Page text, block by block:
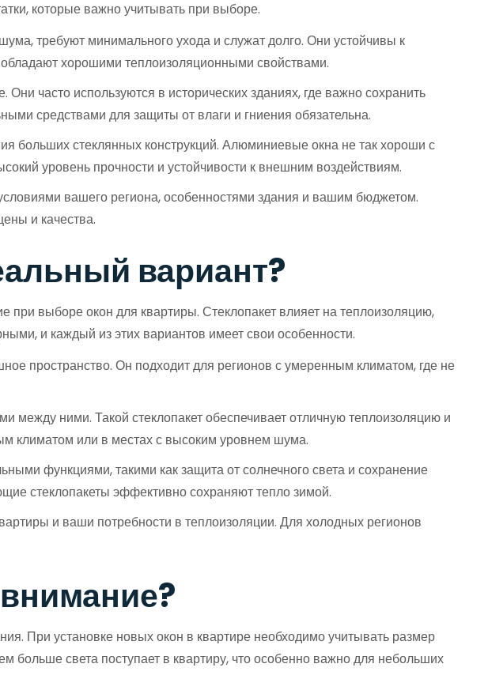
которые важно учитывать при выборе.
требуют минимального ухода и служат долго. Они устойчивы к
хорошими теплоизоляционными свойствами.
часто используются в исторических зданиях, где важно сохранить
средствами для защиты от влаги и гниения обязательна.
больших стеклянных конструкций. Алюминиевые окна не так хороши с
уровень прочности и устойчивости к внешним воздействиям.
вашего региона, особенностями здания и вашим бюджетом.
и качества.
вариант?
при выборе окон для квартиры. Стеклопакет влияет на теплоизоляцию,
и каждый из этих вариантов имеет свои особенности.
пространство. Он подходит для регионов с умеренным климатом, где не
между ними. Такой стеклопакет обеспечивает отличную теплоизоляцию и
климатом или в местах с высоким уровнем шума.
функциями, такими как защита от солнечного света и сохранение
стеклопакеты эффективно сохраняют тепло зимой.
и ваши потребности в теплоизоляции. Для холодных регионов
При установке новых окон в квартире необходимо учитывать размер
света поступает в квартиру, что особенно важно для небольших